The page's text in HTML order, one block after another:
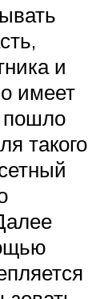
и
имеет
пошло
такого